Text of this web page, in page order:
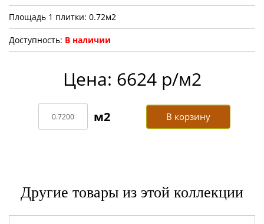
Площадь 1 плитки: 0.72м2
Доступность: В наличии
Цена: 6624 р/м2
В корзину
Другие товары из этой коллекции